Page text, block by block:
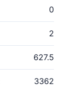
0
2
627.5
3362